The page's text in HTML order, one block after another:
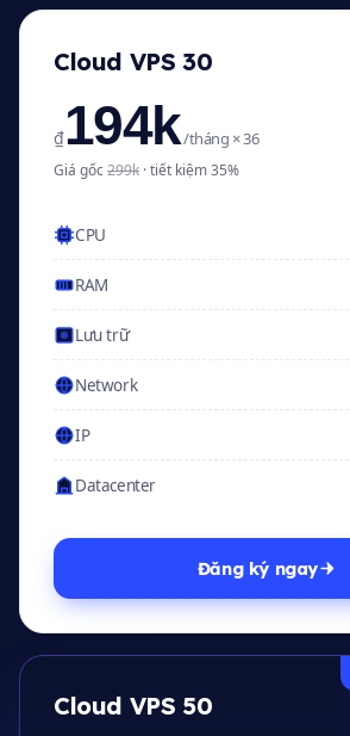
Cloud VPS 30
₫194k/tháng × 36
Giá gốc299k · tiết kiệm 35%
CPU
RAM
Lưu trữ
Network
IP
Datacenter
Đăng ký ngay
Cloud VPS 50